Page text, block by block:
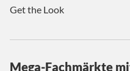
Get the Look
Mega-Fachmärkte